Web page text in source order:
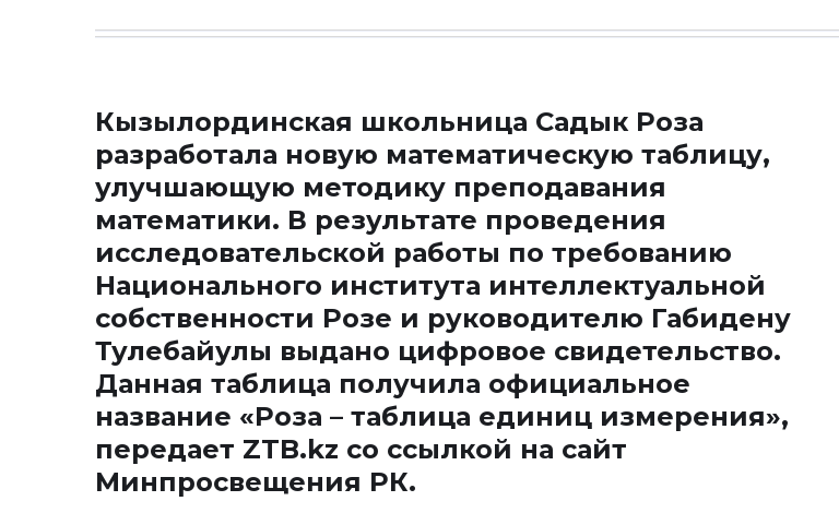
Кызылординская школьница Садык Роза
разработала новую математическую таблицу,
улучшающую методику преподавания
математики. В результате проведения
исследовательской работы по требованию
Национального института интеллектуальной
собственности Розе и руководителю Габидену
Тулебайулы выдано цифровое свидетельство.
Данная таблица получила официальное
название «Роза – таблица единиц измерения»,
передает ZTB.kz со ссылкой на сайт
Минпросвещения РК.